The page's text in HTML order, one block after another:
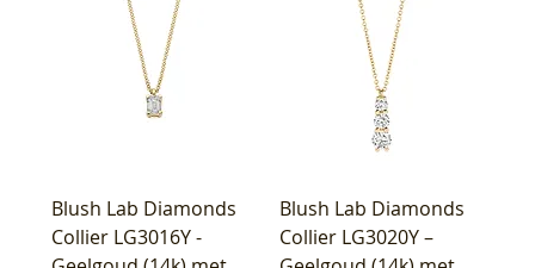
Blush Lab Diamonds
Collier LG3016Y -
Blush Lab Diamonds
Collier LG3020Y –